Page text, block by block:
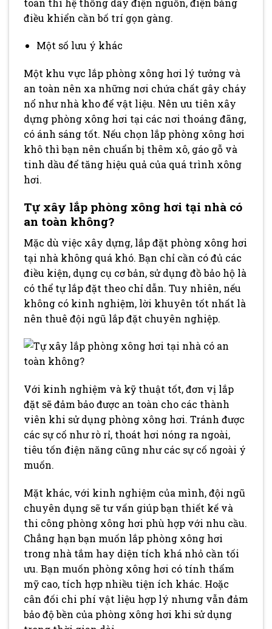
điều khiển cần bố trí gọn gàng.
Một số lưu ý khác
Một khu vực lắp phòng xông hơi lý tưởng và
an toàn nên xa những nơi chứa chất gây cháy
nổ như nhà kho để vật liệu. Nên ưu tiên xây
dựng phòng xông hơi tại các nơi thoáng đãng,
có ánh sáng tốt. Nếu chọn lắp phòng xông hơi
khô thì bạn nên chuẩn bị thêm xô, gáo gỗ và
tinh dầu để tăng hiệu quả của quá trình xông
hơi.
Tự xây lắp phòng xông hơi tại nhà có
an toàn không?
Mặc dù việc xây dựng, lắp đặt phòng xông hơi
tại nhà không quá khó. Bạn chỉ cần có đủ các
điều kiện, dụng cụ cơ bản, sử dụng đồ bảo hộ là
có thể tự lắp đặt theo chỉ dẫn. Tuy nhiên, nếu
không có kinh nghiệm, lời khuyên tốt nhất là
nên thuê đội ngũ lắp đặt chuyên nghiệp.
Với kinh nghiệm và kỹ thuật tốt, đơn vị lắp
đặt sẽ đảm bảo được an toàn cho các thành
viên khi sử dụng phòng xông hơi. Tránh được
các sự cố như rò rỉ, thoát hơi nóng ra ngoài,
tiêu tốn điện năng cũng như các sự cố ngoài ý
muốn.
Mặt khác, với kinh nghiệm của mình, đội ngũ
chuyên dụng sẽ tư vấn giúp bạn thiết kế và
thi công phòng xông hơi phù hợp với nhu cầu.
Chẳng hạn bạn muốn lắp phòng xông hơi
trong nhà tắm hay diện tích khá nhỏ cần tối
ưu. Bạn muốn phòng xông hơi có tính thẩm
mỹ cao, tích hợp nhiều tiện ích khác. Hoặc
cân đối chi phí vật liệu hợp lý nhưng vẫn đảm
bảo độ bền của phòng xông hơi khi sử dụng